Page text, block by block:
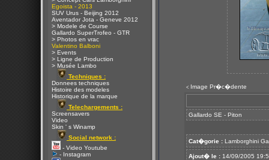
Egoista - 2013
SUV Urus - Beijing 2012
Aventador Jota - Geneve 2012
> Modele de Course
Gallardo SuperTrofeo - GTR
> Photos en vrac
Valentino Balboni
> Events
> Ligne de Production
> Musée Lambo
Techniques :
Donnees techniques
Histoire des modeles
Historique de la marque
Telechargements :
Screensavers
Video
Skin ' s Winamp
Social network :
- Video Youtube
- Instagram
< Image Pr�c�dente
Gallardo SE - Piton
Cat�gorie : Lamborghini
Ajout� le : 14/09/2005